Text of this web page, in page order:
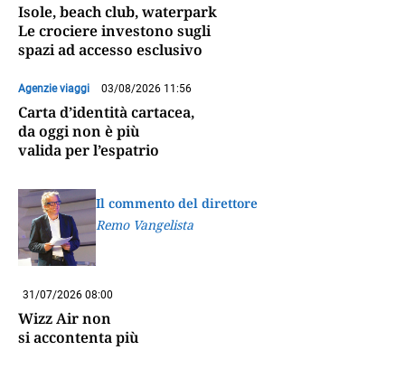
Isole, beach club, waterpark
Le crociere investono sugli
spazi ad accesso esclusivo
Agenzie viaggi 03/08/2026 11:56
Carta d’identità cartacea,
da oggi non è più
valida per l’espatrio
Il commento del direttore
Remo Vangelista
31/07/2026 08:00
Wizz Air non
si accontenta più